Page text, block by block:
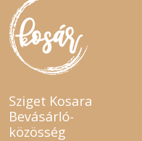
Sziget Kosara
Bevásárló-
közösség